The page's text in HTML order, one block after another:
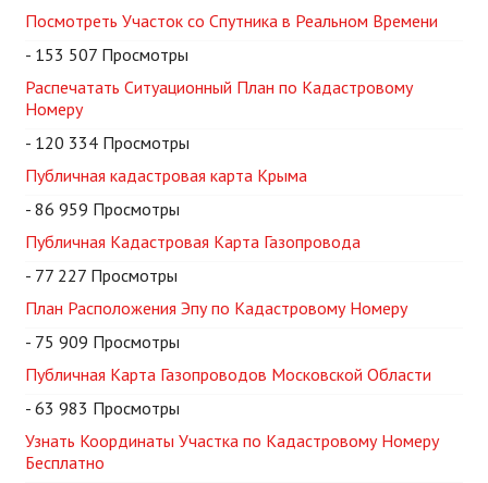
Посмотреть Участок со Спутника в Реальном Времени
- 153 507 Просмотры
Распечатать Ситуационный План по Кадастровому
Номеру
- 120 334 Просмотры
Публичная кадастровая карта Крыма
- 86 959 Просмотры
Публичная Кадастровая Карта Газопровода
- 77 227 Просмотры
План Расположения Эпу по Кадастровому Номеру
- 75 909 Просмотры
Публичная Карта Газопроводов Московской Области
- 63 983 Просмотры
Узнать Координаты Участка по Кадастровому Номеру
Бесплатно